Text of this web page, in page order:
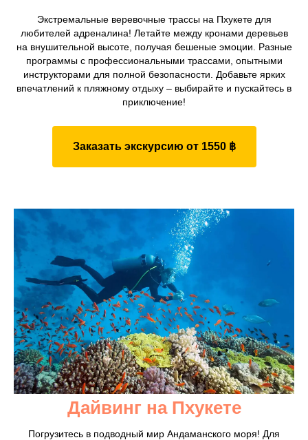
Экстремальные веревочные трассы на Пхукете для
любителей адреналина! Летайте между кронами деревьев
на внушительной высоте, получая бешеные эмоции. Разные
программы с профессиональными трассами, опытными
инструкторами для полной безопасности. Добавьте ярких
впечатлений к пляжному отдыху – выбирайте и пускайтесь в
приключение!
Заказать экскурсию от 1550 ฿
Дайвинг на Пхукете
Погрузитесь в подводный мир Андаманского моря! Для